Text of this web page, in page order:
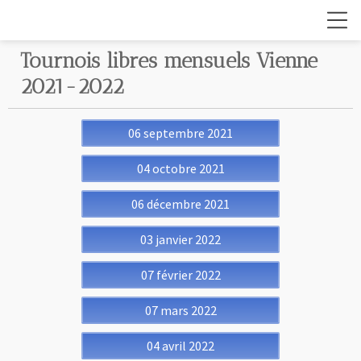
Tournois libres mensuels Vienne
2021-2022
06 septembre 2021
04 octobre 2021
06 décembre 2021
03 janvier 2022
07 février 2022
07 mars 2022
04 avril 2022